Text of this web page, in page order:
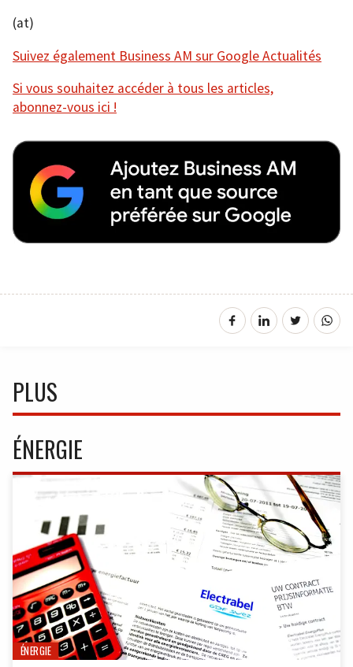
(at)
Suivez également Business AM sur Google Actualités
Si vous souhaitez accéder à tous les articles,
abonnez-vous ici !
PLUS
ÉNERGIE
ÉNERGIE